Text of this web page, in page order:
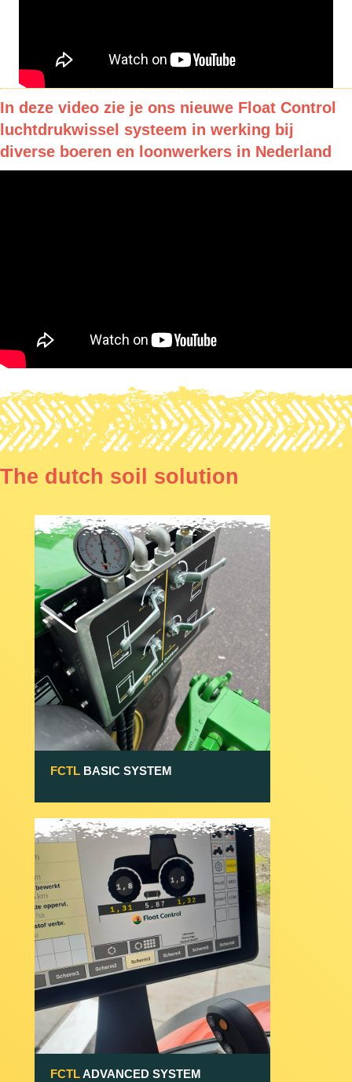
In deze video zie je ons nieuwe Float Control
luchtdrukwissel systeem in werking bij
diverse boeren en loonwerkers in Nederland
The dutch soil solution
FCTL BASIC SYSTEM
FCTLADVANCED SYSTEM